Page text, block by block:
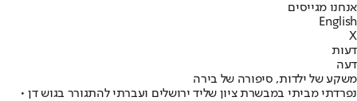
אנחנו מגייסים
English
X
דעות
דעה
משקע של ילדות, סיפורה של בירה
נפרדתי מביתי במבשרת ציון שליד ירושלים ועברתי להתגורר בגוש דן •